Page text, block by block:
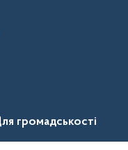
громадськості